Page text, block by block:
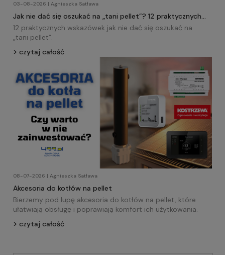
03-08-2026 | Agnieszka Satława
Jak nie dać się oszukać na „tani pellet”? 12 praktycznych
wskazówek!
12 praktycznych wskazówek jak nie dać się oszukać na
„tani pellet”.
czytaj całość
08-07-2026 | Agnieszka Satława
Akcesoria do kotłów na pellet
Bierzemy pod lupę akcesoria do kotłów na pellet, które
ułatwiają obsługę i poprawiają komfort ich użytkowania.
czytaj całość